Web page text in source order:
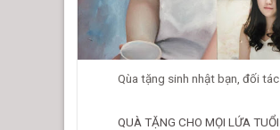
Qùa tặng sinh nhật bạn, đối tác
QUÀ TẶNG CHO MỌI LỨA TUỔI